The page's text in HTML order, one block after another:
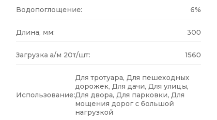
Водопоглощение: 6%
Длина, мм: 300
Загрузка а/м 20т/шт: 1560
Использование:
Для тротуара, Для пешеходных
дорожек, Для дачи, Для улицы,
Для двора, Для парковки, Для
мощения дорог с большой
нагрузкой